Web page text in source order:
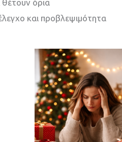
όρια
και προβλεψιμότητα